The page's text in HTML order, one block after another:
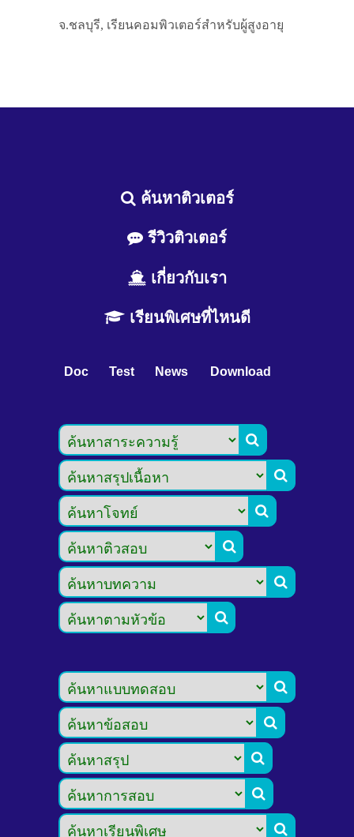
จ.ชลบุรี, เรียนคอมพิวเตอร์สำหรับผู้สูงอายุ
ค้นหาติวเตอร์
รีวิวติวเตอร์
เกี่ยวกับเรา
เรียนพิเศษที่ไหนดี
Doc Test News Download










